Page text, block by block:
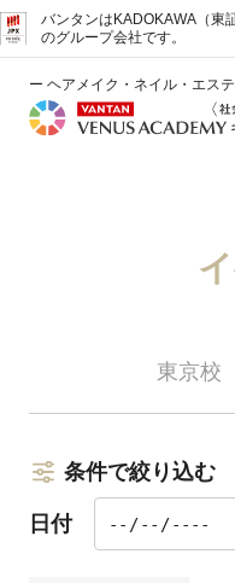
バンタンはKADOKAWA（東
のグループ会社です。
ー ヘアメイク・ネイル・エス
東京校
条件で絞り込む
日付